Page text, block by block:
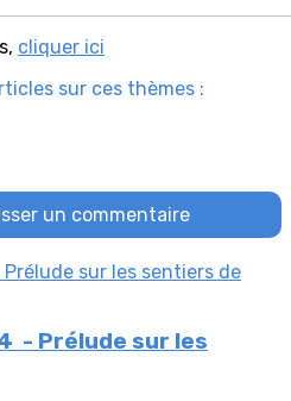
cliquer ici
sur ces thèmes :
un commentaire
- Prélude sur les